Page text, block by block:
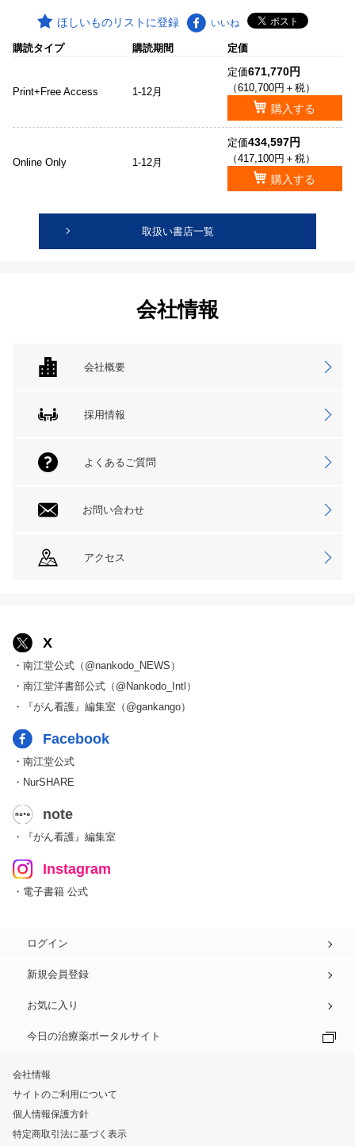
ほしいものリストに登録 いいね
購読タイプ 購読期間 定価
Print+Free Access 1-12月
定価671,770円
（610,700円＋税）
購入する
Online Only 1-12月
定価434,597円
（417,100円＋税）
購入する
取扱い書店一覧
会社情報
会社概要
採用情報
よくあるご質問
お問い合わせ
アクセス
X
・南江堂公式（@nankodo_NEWS）
・南江堂洋書部公式（@Nankodo_Intl）
・『がん看護』編集室（@gankango）
Facebook
・南江堂公式
・NurSHARE
note
・『がん看護』編集室
Instagram
・電子書籍 公式
ログイン
新規会員登録
お気に入り
今日の治療薬ポータルサイト
会社情報
サイトのご利用について
個人情報保護方針
特定商取引法に基づく表示